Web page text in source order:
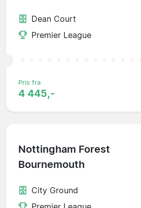
Dean Court
Premier League
Pris fra
4 445,-
Nottingham Forest
Bournemouth
City Ground